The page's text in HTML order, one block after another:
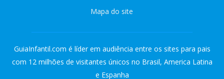
Mapa do site
GuiaInfantil.com é líder em audiência entre os sites para pais
com 12 milhões de visitantes únicos no Brasil, America Latina
e Espanha